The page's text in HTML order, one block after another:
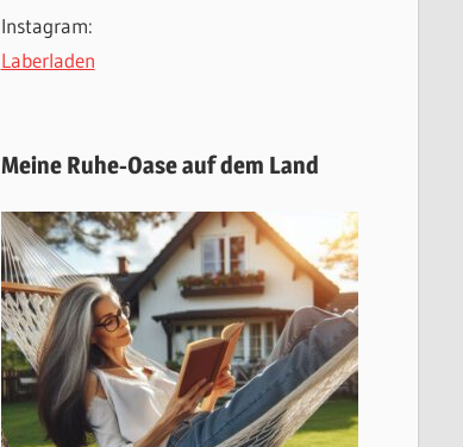
Instagram:
Laberladen
Meine Ruhe-Oase auf dem Land